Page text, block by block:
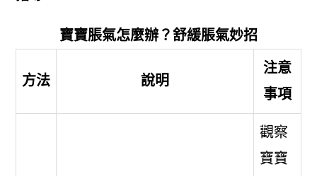
寶寶脹氣怎麼辦？舒緩脹氣妙招
方法 說明
注意
事項
觀察
寶寶